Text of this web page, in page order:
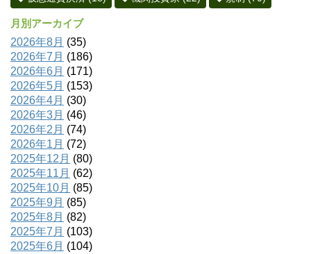
月別アーカイブ
2026年8月 (35)
2026年7月 (186)
2026年6月 (171)
2026年5月 (153)
2026年4月 (30)
2026年3月 (46)
2026年2月 (74)
2026年1月 (72)
2025年12月 (80)
2025年11月 (62)
2025年10月 (85)
2025年9月 (85)
2025年8月 (82)
2025年7月 (103)
2025年6月 (104)